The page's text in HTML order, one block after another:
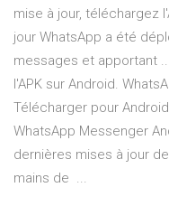
mise à jour, téléchargez
jour WhatsApp a été
messages et apportant
l'APK sur Android.
Télécharger pour
WhatsApp Messenger
dernières mises à jour
mains de ...